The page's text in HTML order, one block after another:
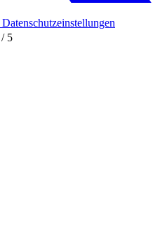
/ 5
Datenschutzeinstellungen